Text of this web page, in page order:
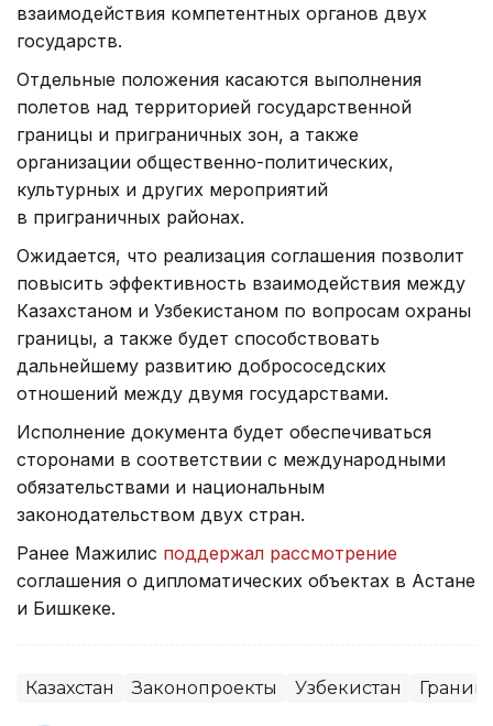
взаимодействия компетентных органов двух
государств.
Отдельные положения касаются выполнения
полетов над территорией государственной
границы и приграничных зон, а также
организации общественно-политических,
культурных и других мероприятий
в приграничных районах.
Ожидается, что реализация соглашения позволит
повысить эффективность взаимодействия между
Казахстаном и Узбекистаном по вопросам охраны
границы, а также будет способствовать
дальнейшему развитию добрососедских
отношений между двумя государствами.
Исполнение документа будет обеспечиваться
сторонами в соответствии с международными
обязательствами и национальным
законодательством двух стран.
Ранее Мажилис поддержал рассмотрение
соглашения о дипломатических объектах в Астане
и Бишкеке.
Казахстан Законопроекты Узбекистан